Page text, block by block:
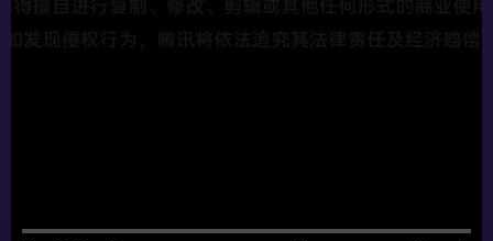
картами Таро, сочиняет весьма правдивую